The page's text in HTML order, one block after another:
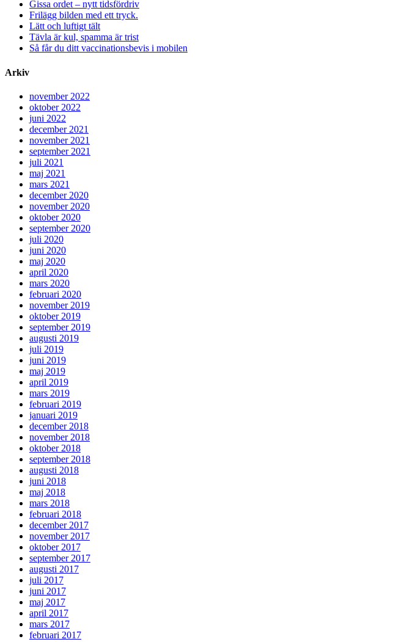
Gissa ordet – nytt tidsfördriv
Frilägg bilden med ett tryck.
Lätt och luftigt tält
Tävla är kul, spamma är trist
Så får du ditt vaccinationsbevis i mobilen
Arkiv
november 2022
oktober 2022
juni 2022
december 2021
november 2021
september 2021
juli 2021
maj 2021
mars 2021
december 2020
november 2020
oktober 2020
september 2020
juli 2020
juni 2020
maj 2020
april 2020
mars 2020
februari 2020
november 2019
oktober 2019
september 2019
augusti 2019
juli 2019
juni 2019
maj 2019
april 2019
mars 2019
februari 2019
januari 2019
december 2018
november 2018
oktober 2018
september 2018
augusti 2018
juni 2018
maj 2018
mars 2018
februari 2018
december 2017
november 2017
oktober 2017
september 2017
augusti 2017
juli 2017
juni 2017
maj 2017
april 2017
mars 2017
februari 2017